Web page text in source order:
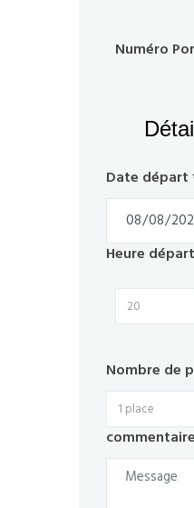
Numéro
Date départ
Heure
20
Nombre de
1 place
commentaire